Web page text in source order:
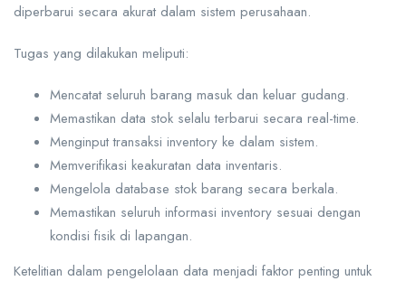
diperbarui secara akurat dalam sistem perusahaan.
Tugas yang dilakukan meliputi:
Mencatat seluruh barang masuk dan keluar gudang.
Memastikan data stok selalu terbarui secara real-time.
Menginput transaksi inventory ke dalam sistem.
Memverifikasi keakuratan data inventaris.
Mengelola database stok barang secara berkala.
Memastikan seluruh informasi inventory sesuai dengan
kondisi fisik di lapangan.
Ketelitian dalam pengelolaan data menjadi faktor penting untuk